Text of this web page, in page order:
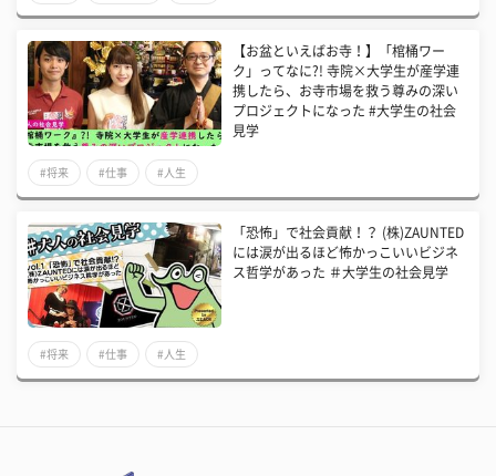
【お盆といえばお寺！】「棺桶ワー
ク」ってなに?! 寺院×大学生が産学連
携したら、お寺市場を救う尊みの深い
プロジェクトになった #大学生の社会
見学
#将来 #仕事 #人生
「恐怖」で社会貢献！？ (株)ZAUNTED
には涙が出るほど怖かっこいいビジネ
ス哲学があった ＃大学生の社会見学
#将来 #仕事 #人生